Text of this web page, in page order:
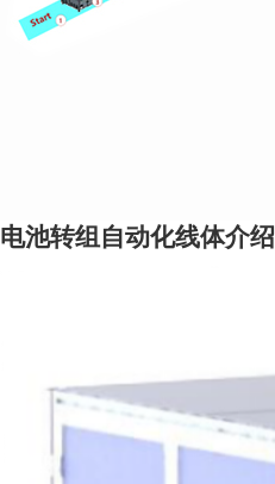
电池转组自动化线体介绍